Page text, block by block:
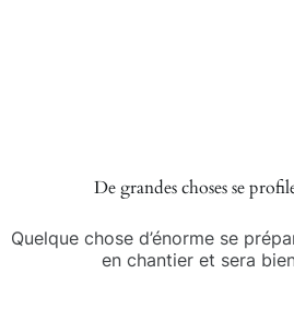
De grandes choses se
Quelque chose d’énorme se
en chantier et sera